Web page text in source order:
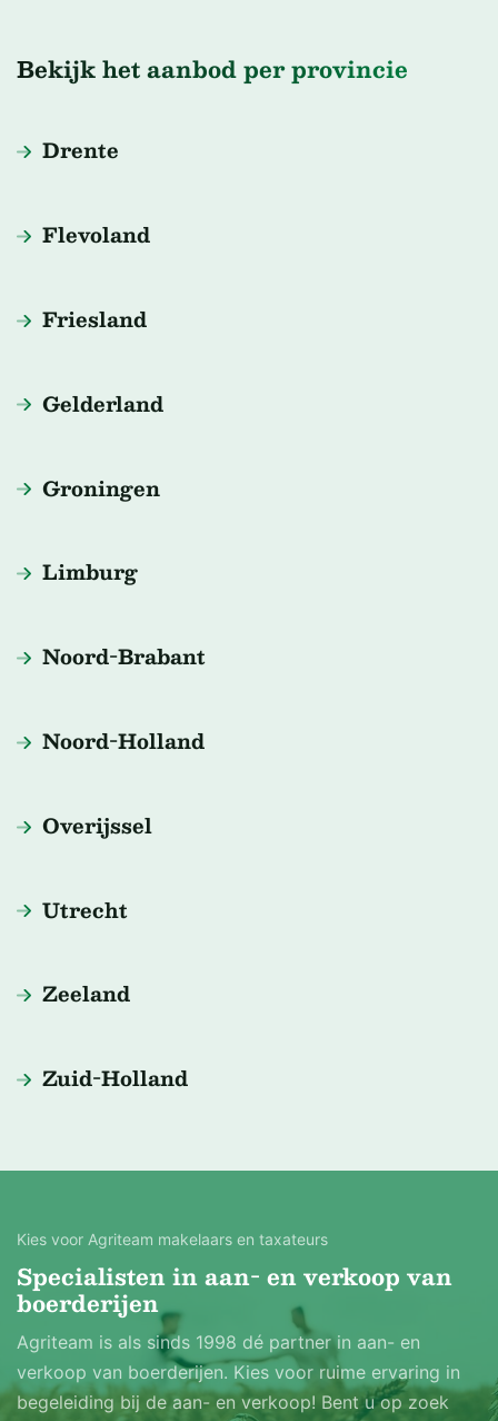
Bekijk het aanbod per provincie
Drente
Flevoland
Friesland
Gelderland
Groningen
Limburg
Noord-Brabant
Noord-Holland
Overijssel
Utrecht
Zeeland
Zuid-Holland
Kies voor Agriteam makelaars en taxateurs
Specialisten in aan- en verkoop van
boerderijen
Agriteam is als sinds 1998 dé partner in aan- en
verkoop van boerderijen. Kies voor ruime ervaring in
begeleiding bij de aan- en verkoop! Bent u op zoek